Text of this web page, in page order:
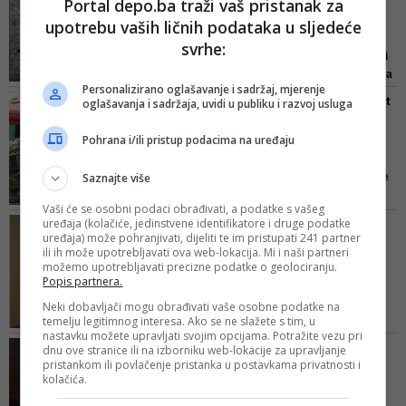
ovgodišnji Weekend Media
Festival u Rovinju.
(2011)
Smrt velikog glumca, reditelja i
Ljubiše Samardžića
potresla je čitav region. U svojoj
stalnoj rubrici Retrovizor DEPO
je Ljubiša, zajedno sa suprugom
TRIP 2: Vas dvije ćete ubit
epizode domaće TV/web igrane
putovanja” pod nazivom “Miki i
Mekelini” na DEPO TV.
koji poneka...
TRIP 2: Lijepa si, lijepa si
epizode “TRIP: Ta sjajna
putovanja” pod nazivom “Miki i
Mikelini” na DEPO TV. U njemu
imate priliku gledatiNedima
Malkočevićai atraktivnu Jas...
TRIP 2: Miki pokazuje
svoje pjevačko-maserske
Portal depo.ba traži vaš pristanak za
upotrebu vaših ličnih podataka u sljedeće
svrhe:
Personalizirano oglašavanje i sadržaj, mjerenje
oglašavanja i sadržaja, uvidi u publiku i razvoj usluga
Pohrana i/ili pristup podacima na uređaju
Saznajte više
Vaši će se osobni podaci obrađivati, a podatke s vašeg
uređaja (kolačiće, jedinstvene identifikatore i druge podatke
uređaja) može pohranjivati, dijeliti te im pristupati 241 partner
ili ih može upotrebljavati ova web-lokacija. Mi i naši partneri
možemo upotrebljavati precizne podatke o geolociranju.
Popis partnera.
Neki dobavljači mogu obrađivati vaše osobne podatke na
temelju legitimnog interesa. Ako se ne slažete s tim, u
nastavku možete upravljati svojim opcijama. Potražite vezu pri
dnu ove stranice ili na izborniku web-lokacije za upravljanje
pristankom ili povlačenje pristanka u postavkama privatnosti i
kolačića.